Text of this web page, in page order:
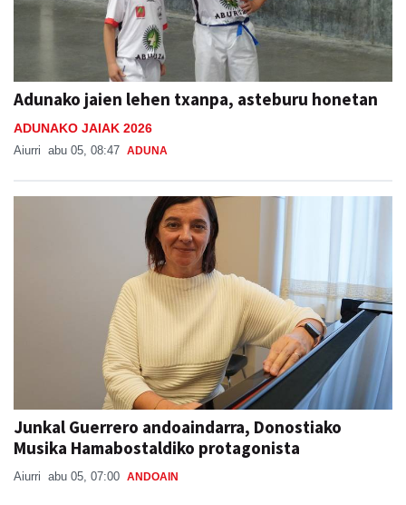
Adunako jaien lehen txanpa, asteburu honetan
ADUNAKO JAIAK 2026
Aiurri abu 05, 08:47 ADUNA
Junkal Guerrero andoaindarra, Donostiako
Musika Hamabostaldiko protagonista
Aiurri abu 05, 07:00 ANDOAIN